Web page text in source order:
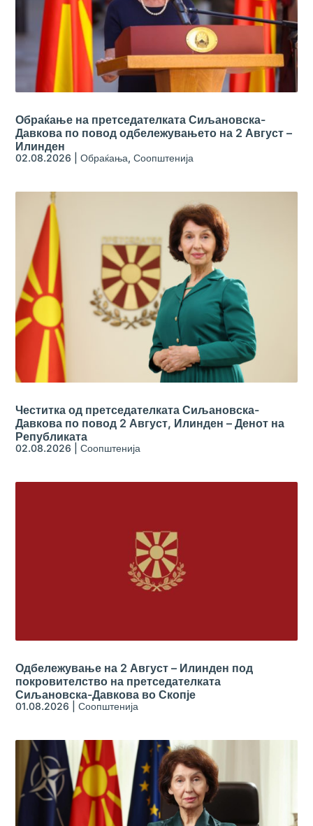
Обраќање на претседателката Сиљановска-
Давкова по повод одбележувањето на 2 Август –
Илинден
02.08.2026 |Обраќања,Соопштенија
Честитка од претседателката Сиљановска-
Давкова по повод 2 Август, Илинден – Денот на
Републиката
02.08.2026 |Соопштенија
Одбележување на 2 Август – Илинден под
покровителство на претседателката
Сиљановска-Давкова во Скопје
01.08.2026 |Соопштенија